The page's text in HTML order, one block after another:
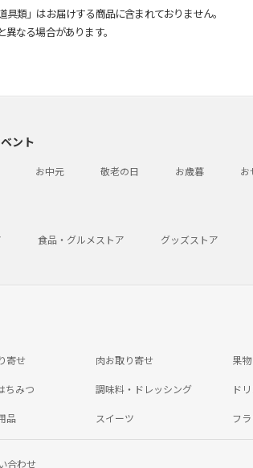
類」はお届けする商品に含まれておりません。
なる場合があります。
ント
お中元 敬老の日 お歳暮 お
食品・グルメストア グッズストア
寄せ 肉お取り寄せ 果
ちみつ 調味料・ドレッシング ド
品 スイーツ フ
合わせ